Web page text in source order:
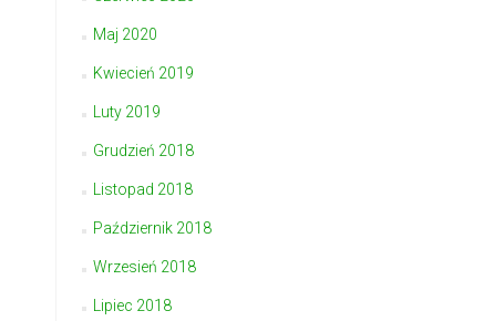
Maj 2020
Kwiecień 2019
Luty 2019
Grudzień 2018
Listopad 2018
Październik 2018
Wrzesień 2018
Lipiec 2018